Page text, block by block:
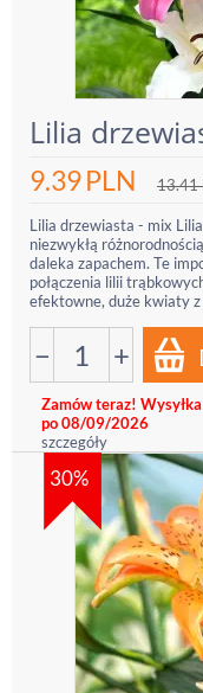
Lilia
9.39PLN 13.41
Lilia drzewiasta - mix
niezwykłą
daleka zapachem. Te
połączenia lilii
efektowne, duże kwiaty z
− +
Zamów teraz! Wysyłka
po 08/09/2026
szczegóły
30%